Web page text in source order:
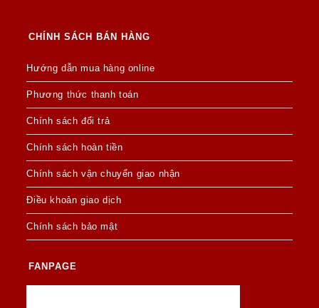
CHÍNH SÁCH BÁN HÀNG
Hướng dẫn mua hàng online
Phương thức thanh toán
Chính sách đổi trả
Chính sách hoàn tiền
Chính sách vận chuyển giao nhận
Điều khoản giao dịch
Chính sách bảo mật
FANPAGE